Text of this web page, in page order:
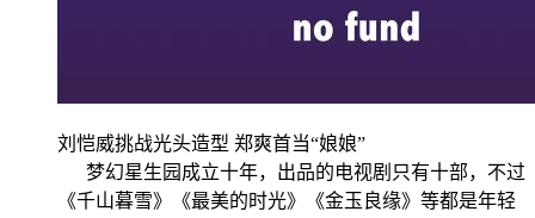
刘恺威挑战光头造型 郑爽首当“娘娘”
梦幻星生园成立十年，出品的电视剧只有十部，不过
《千山暮雪》《最美的时光》《金玉良缘》等都是年轻